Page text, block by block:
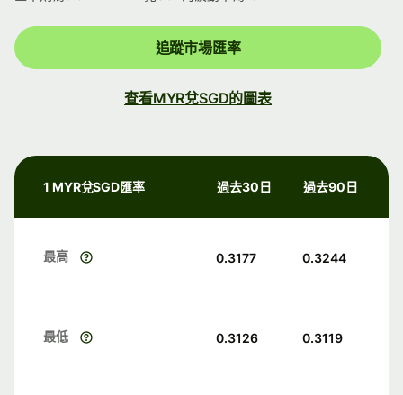
追蹤市場匯率
查看MYR兌SGD的圖表
1 MYR兌SGD匯率 過去30日 過去90日
最高 0.3177 0.3244
最低 0.3126 0.3119